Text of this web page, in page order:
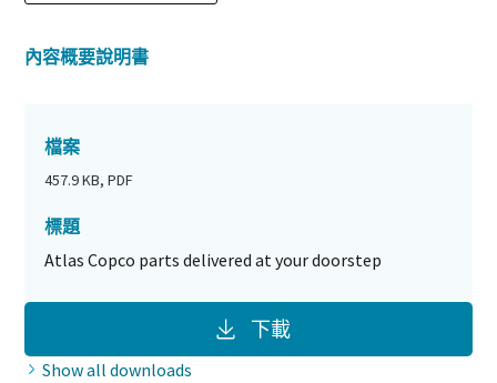
內容概要說明書
檔案
457.9 KB, PDF
標題
Atlas Copco parts delivered at your doorstep
下載
Show all downloads